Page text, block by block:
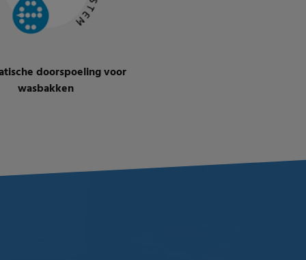
doorspoeling voor
wasbakken